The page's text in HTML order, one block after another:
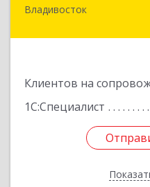
Владивосток
Клиентов на
1С:Специалист
690069,